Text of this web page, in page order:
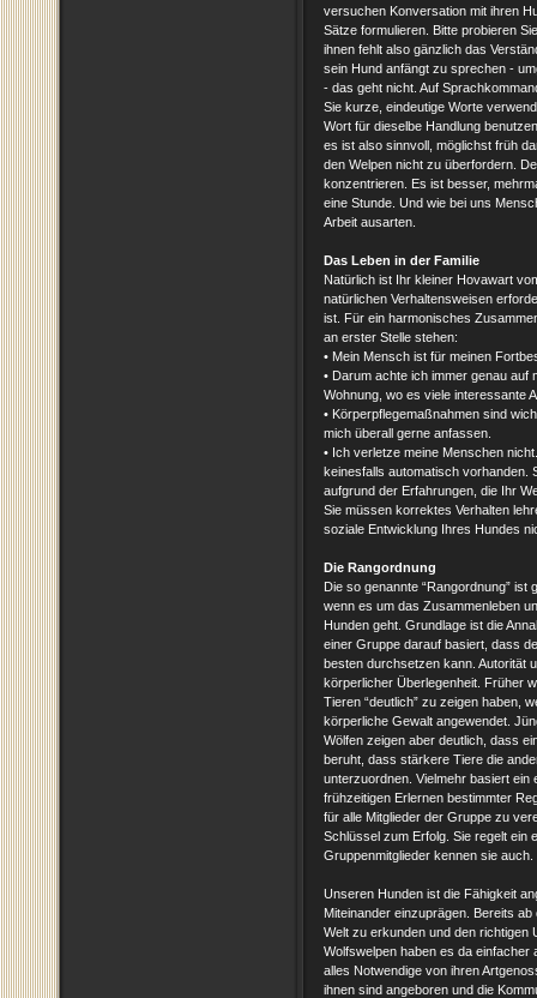
versuchen Konversation mit ihren
Sätze formulieren. Bitte probieren
ihnen fehlt also gänzlich das
sein Hund anfängt zu sprechen -
- das geht nicht. Auf
Sie kurze, eindeutige Worte
Wort für dieselbe Handlung
es ist also sinnvoll, möglichst früh
den Welpen nicht zu überfordern.
konzentrieren. Es ist besser,
eine Stunde. Und wie bei uns
Arbeit ausarten.
Das Leben in der Familie
Natürlich ist Ihr kleiner Hovawart
natürlichen Verhaltensweisen
ist. Für ein harmonisches
an erster Stelle stehen:
• Mein Mensch ist für meinen
• Darum achte ich immer genau
Wohnung, wo es viele interessante
• Körperpflegemaßnahmen sind
mich überall gerne anfassen.
• Ich verletze meine Menschen
keinesfalls automatisch vorhanden.
aufgrund der Erfahrungen, die Ihr
Sie müssen korrektes Verhalten
soziale Entwicklung Ihres Hundes
Die Rangordnung
Die so genannte “Rangordnung”
wenn es um das Zusammenleben
Hunden geht. Grundlage ist die
einer Gruppe darauf basiert, dass
besten durchsetzen kann. Autorität
körperlicher Überlegenheit. Früher
Tieren “deutlich” zu zeigen haben,
körperliche Gewalt angewendet.
Wölfen zeigen aber deutlich, dass
beruht, dass stärkere Tiere die
unterzuordnen. Vielmehr basiert ein
frühzeitigen Erlernen bestimmter
für alle Mitglieder der Gruppe zu
Schlüssel zum Erfolg. Sie regelt ein
Gruppenmitglieder kennen sie auch.
Unseren Hunden ist die Fähigkeit
Miteinander einzuprägen. Bereits
Welt zu erkunden und den richtigen
Wolfswelpen haben es da einfacher
alles Notwendige von ihren
ihnen sind angeboren und die